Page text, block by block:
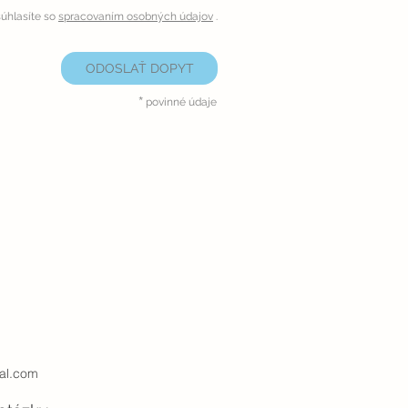
so spracovaním osobných údajov .
ODOSLAŤ DOPYT
* povinné údaje